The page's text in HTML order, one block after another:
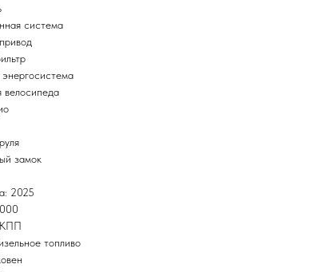
система
велосипеда
замок
2025
топливо